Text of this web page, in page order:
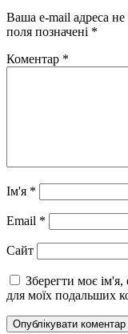
Ваша e-mail адреса
поля позначені *
Коментар *
Ім'я *
Email *
Сайт
Зберегти моє ім'я,
для моїх подальших